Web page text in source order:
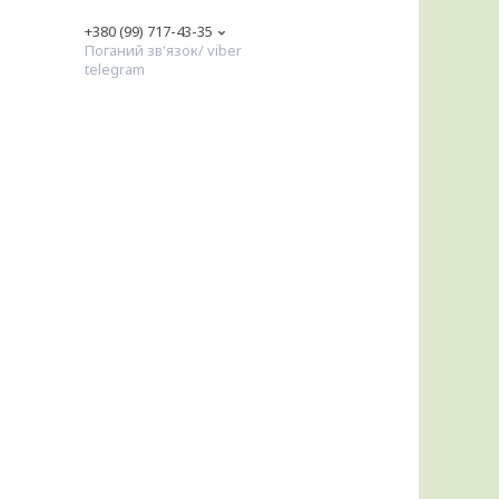
+380 (99) 717-43-35
Поганий зв'язок/ viber
telegram